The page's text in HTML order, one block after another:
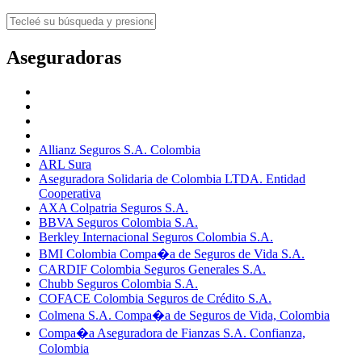
Aseguradoras
Allianz Seguros S.A. Colombia
ARL Sura
Aseguradora Solidaria de Colombia LTDA. Entidad
Cooperativa
AXA Colpatria Seguros S.A.
BBVA Seguros Colombia S.A.
Berkley Internacional Seguros Colombia S.A.
BMI Colombia Compa�a de Seguros de Vida S.A.
CARDIF Colombia Seguros Generales S.A.
Chubb Seguros Colombia S.A.
COFACE Colombia Seguros de Crédito S.A.
Colmena S.A. Compa�a de Seguros de Vida, Colombia
Compa�a Aseguradora de Fianzas S.A. Confianza,
Colombia